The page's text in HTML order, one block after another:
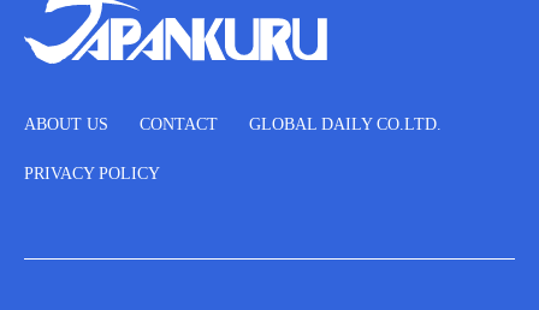
ABOUT US CONTACT GLOBAL DAILY CO.LTD.
PRIVACY POLICY